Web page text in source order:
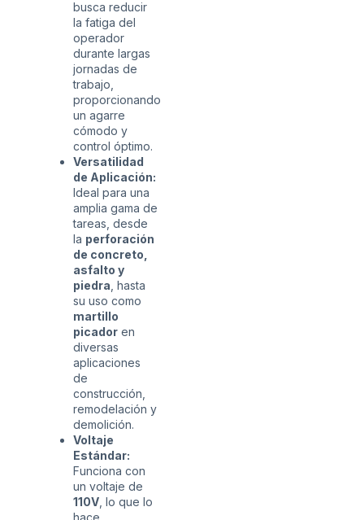
busca reducir
la fatiga del
operador
durante largas
jornadas de
trabajo,
proporcionando
un agarre
cómodo y
control óptimo.
Versatilidad
de Aplicación:
Ideal para una
amplia gama de
tareas, desde
la perforación
de concreto,
asfalto y
piedra , hasta
su uso como
martillo
picador en
diversas
aplicaciones
de
construcción,
remodelación y
demolición.
Voltaje
Estándar:
Funciona con
un voltaje de
110V , lo que lo